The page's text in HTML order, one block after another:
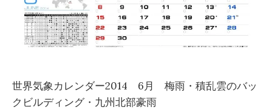
世界気象カレンダー2014 6月 梅雨・積乱雲のバッ
クビルディング・九州北部豪雨